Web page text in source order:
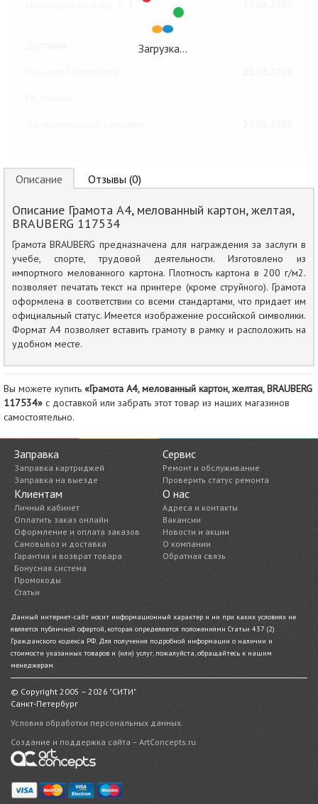
Загрузка…
Описание Отзывы (0)
Описание Грамота А4, мелованный картон, желтая,
BRAUBERG 117534
Грамота BRAUBERG предназначена для награждения за заслуги в
учебе, спорте, трудовой деятельности. Изготовлено из
импортного мелованного картона. Плотность картона в 200 г/м2.
позволяет печатать текст на принтере (кроме струйного). Грамота
оформлена в соответствии со всеми стандартами, что придает им
официальный статус. Имеется изображение российской символики.
Формат А4 позволяет вставить грамоту в рамку и расположить на
удобном месте.
Вы можете купить «Грамота А4, мелованный картон, желтая, BRAUBERG
117534» с доставкой или забрать этот товар из наших магазинов
самостоятельно.
Заправка
Заправка картриджей
Заправка на выезде
Сервис
Ремонт и обслуживание
Проверить статус ремонта
Клиентам
Личный кабинет
Оплатить заказ онлайн
Оформление и оплата заказов
Самовывоз и доставка
Гарантия и возврат товара
Бонусная система
Промокоды
Статьи
О нас
Адреса и контакты
Вакансии
Новости и акции
О компании
Обратная связь
Данный интернет-сайт носит информационный характер и ни при каких условиях не
является публичной офертой, которая определяется положениями Статьи 437 (2)
Гражданского кодекса РФ. Для получения подробной информации о наличии и
стоимости указанных товаров и (или) услуг, пожалуйста, обращайтесь к нашим
менеджерам.
© Copyright 2005 – 2026 "СИТИ"
Санкт-Петербург
Условия обработки персональных данных.
Создание и поддержка сайта – ArtConcepts.ru